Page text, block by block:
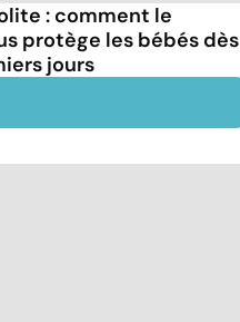
: comment le
protège les bébés dès
jours